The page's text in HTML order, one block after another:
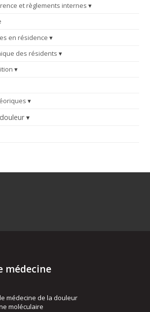
et règlements internes
en résidence
des résidents
médecine
médecine de la douleur
moléculaire